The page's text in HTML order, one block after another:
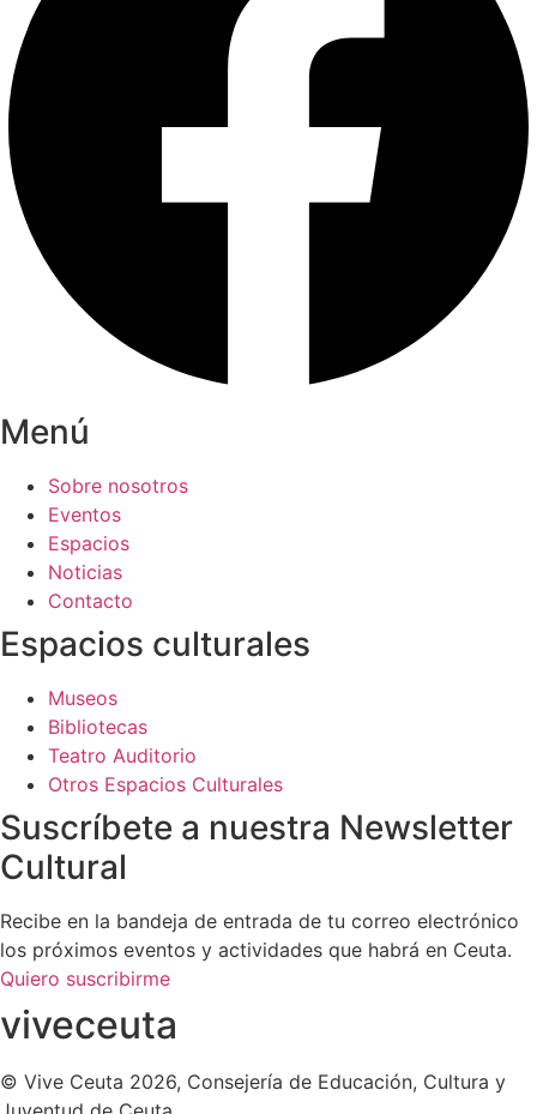
Menú
Sobre nosotros
Eventos
Espacios
Noticias
Contacto
Espacios culturales
Museos
Bibliotecas
Teatro Auditorio
Otros Espacios Culturales
Suscríbete a nuestra Newsletter
Cultural
Recibe en la bandeja de entrada de tu correo electrónico
los próximos eventos y actividades que habrá en Ceuta.
Quiero suscribirme
viveceuta
© Vive Ceuta 2026, Consejería de Educación, Cultura y